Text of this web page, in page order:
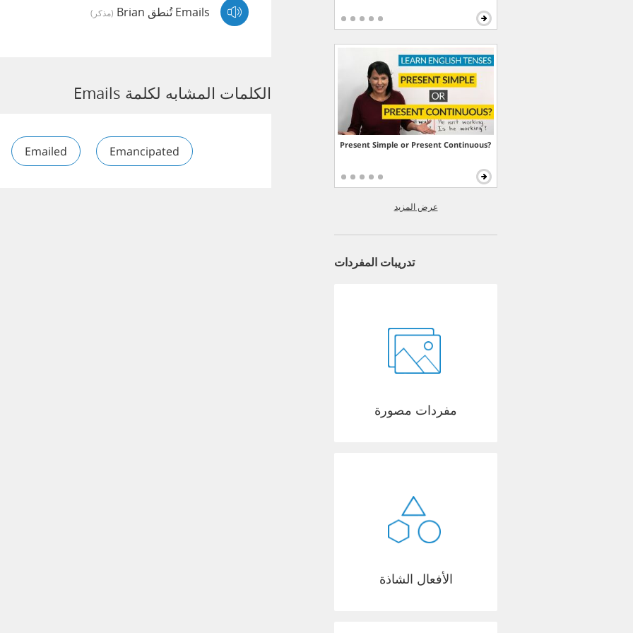
Emails تُنطق Brian (مذكر)
الكلمات المشابه لكلمة Emails
Emailed Emancipated Present Simple or Present Continuous?
عرض المزيد
تدريبات المفردات
مفردات مصورة
الأفعال الشاذة